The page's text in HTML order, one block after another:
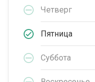
Четверг
Пятница
Суббота